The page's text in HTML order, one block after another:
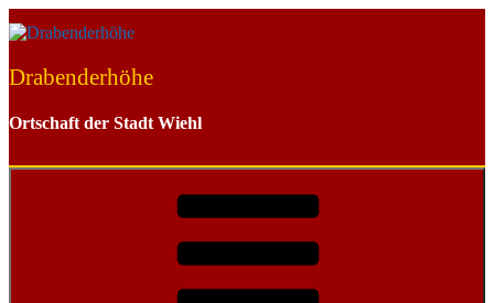
Inhalt
Drabenderhöhe
Ortschaft der Stadt Wiehl